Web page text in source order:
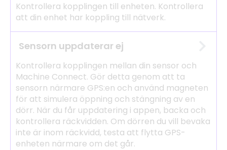
Kontrollera kopplingen till enheten. Kontrollera
att din enhet har koppling till nätverk.
Sensorn uppdaterar ej
Kontrollera kopplingen mellan din sensor och
Machine Connect. Gör detta genom att ta
sensorn närmare GPS:en och använd magneten
för att simulera öppning och stängning av en
dörr. När du får uppdatering i appen, backa och
kontrollera räckvidden. Om dörren du vill bevaka
inte är inom räckvidd, testa att flytta GPS-
enheten närmare om det går.